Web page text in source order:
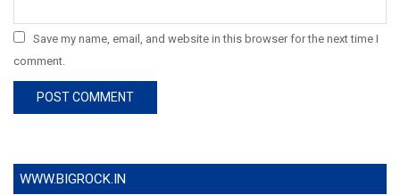
Save my name, email, and website in this browser for the next time I
comment.
WWW.BIGROCK.IN